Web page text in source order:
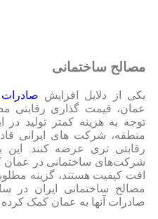
مصالح ساختمانی
یکی از دلایل افزایش
عمان، قیمت گذاری رقابتی
توجه به هزینه کمتر تولید
منطقه، شرکت های ایرانی
رقابتی تری عرضه کنند.
شرکت‌های ساختمانی در عمان
افت کیفیت هستند، گزینه
مصالح ساختمانی ایران در
صادرات آنها به عمان کمک